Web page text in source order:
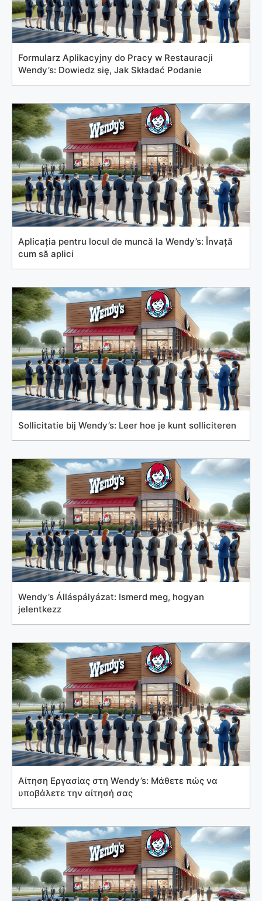
Formularz Aplikacyjny do Pracy w Restauracji
Wendy’s: Dowiedz się, Jak Składać Podanie
Aplicația pentru locul de muncă la Wendy’s: Învață
cum să aplici
Sollicitatie bij Wendy’s: Leer hoe je kunt solliciteren
Wendy’s Álláspályázat: Ismerd meg, hogyan
jelentkezz
Αίτηση Εργασίας στη Wendy’s: Μάθετε πώς να
υποβάλετε την αίτησή σας